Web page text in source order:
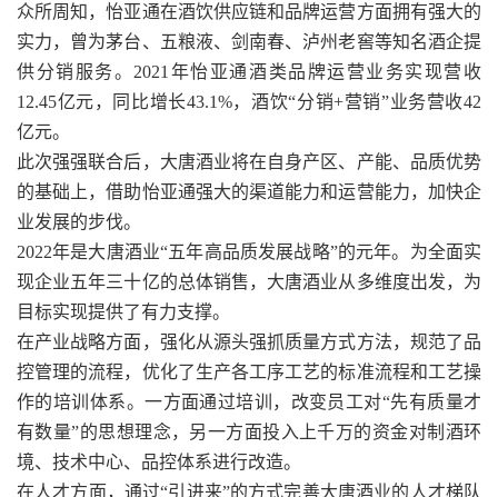
众所周知，怡亚通在酒饮供应链和品牌运营方面拥有强大的
实力，曾为茅台、五粮液、剑南春、泸州老窖等知名酒企提
供分销服务。2021年怡亚通酒类品牌运营业务实现营收
12.45亿元，同比增长43.1%，酒饮“分销+营销”业务营收42
亿元。
此次强强联合后，大唐酒业将在自身产区、产能、品质优势
的基础上，借助怡亚通强大的渠道能力和运营能力，加快企
业发展的步伐。
2022年是大唐酒业“五年高品质发展战略”的元年。为全面实
现企业五年三十亿的总体销售，大唐酒业从多维度出发，为
目标实现提供了有力支撑。
在产业战略方面，强化从源头强抓质量方式方法，规范了品
控管理的流程，优化了生产各工序工艺的标准流程和工艺操
作的培训体系。一方面通过培训，改变员工对“先有质量才
有数量”的思想理念，另一方面投入上千万的资金对制酒环
境、技术中心、品控体系进行改造。
在人才方面，通过“引进来”的方式完善大唐酒业的人才梯队